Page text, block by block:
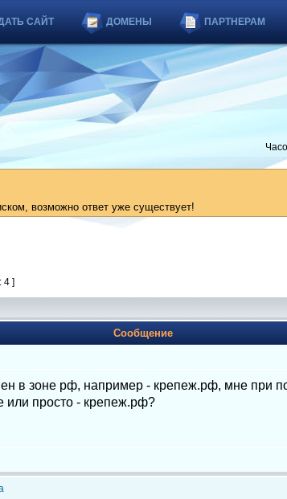
САЙТ ДОМЕНЫ ПАРТНЕРАМ
возможно ответ уже существует!
4 ]
Сообщение
в зоне рф, например - крепеж.рф, мне при
или просто - крепеж.рф?